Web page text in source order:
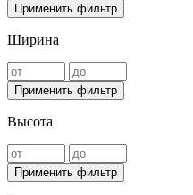
Применить фильтр
Ширина
Применить фильтр
Высота
Применить фильтр